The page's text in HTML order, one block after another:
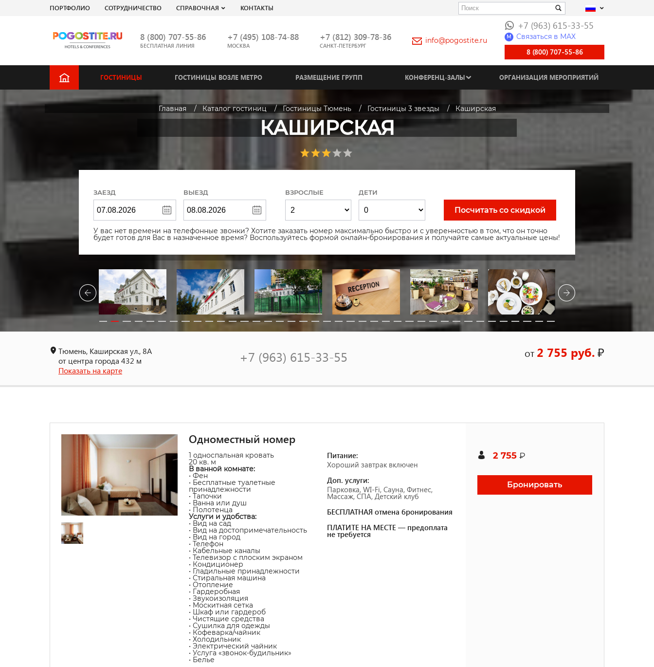
ПОРТФОЛИО СОТРУДНИЧЕСТВО СПРАВОЧНАЯ КОНТАКТЫ
8 (800) 707-55-86
БЕСПЛАТНАЯ ЛИНИЯ
+7 (495) 108-74-88
МОСКВА
+7 (812) 309-78-36
САНКТ-ПЕТЕРБУРГ
info@pogostite.ru
+7 (963) 615-33-55
M Связаться в МАХ
8 (800) 707-55-86
ГОСТИНИЦЫ ГОСТИНИЦЫ ВОЗЛЕ МЕТРО РАЗМЕЩЕНИЕ ГРУПП КОНФЕРЕНЦ-ЗАЛЫ ОРГАНИЗАЦИЯ МЕРОПРИЯТИЙ
Главная Каталог гостиниц Гостиницы Тюмень Гостиницы 3 звезды Каширская
КАШИРСКАЯ
ЗАЕЗД ВЫЕЗД ВЗРОСЛЫЕ ДЕТИ
Посчитать со скидкой
У вас нет времени на телефонные звонки? Хотите заказать номер максимально быстро и с уверенностью в том, что он точно
будет готов для Вас в назначенное время? Воспользуйтесь формой онлайн-бронирования и получайте самые актуальные цены!
Тюмень, Каширская ул., 8А
от центра города 432 м
Показать на карте
+7 (963) 615-33-55 от 2 755 руб.₽
Одноместный номер
1 односпальная кровать
20 кв. м
В ванной комнате:
• Фен
• Бесплатные туалетные
принадлежности
• Тапочки
• Ванна или душ
• Полотенца
Услуги и удобства:
• Вид на сад
• Вид на достопримечательность
• Вид на город
• Телефон
• Кабельные каналы
• Телевизор с плоским экраном
• Кондиционер
• Гладильные принадлежности
• Стиральная машина
• Отопление
• Гардеробная
• Звукоизоляция
• Москитная сетка
• Шкаф или гардероб
• Чистящие средства
• Сушилка для одежды
• Кофеварка/чайник
• Холодильник
• Электрический чайник
• Услуга «звонок-будильник»
• Белье
Питание:
Хороший завтрак включен
Доп. услуги:
Парковка, WI-Fi, Сауна, Фитнес,
Массаж, СПА, Детский клуб
БЕСПЛАТНАЯ отмена бронирования
ПЛАТИТЕ НА МЕСТЕ — предоплата
не требуется
2 755 ₽
Бронировать